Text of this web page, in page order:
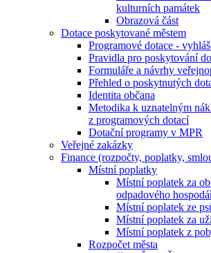
kulturních památek
Obrazová část
Dotace poskytované městem
Programové dotace -
Pravidla pro poskytování
Formuláře a návrhy
Přehled o poskytnutých
Identita občana
Metodika k uznatelným
z programových dotací
Dotační programy v MPR
Veřejné zakázky
Finance (rozpočty, poplatky,
Místní poplatky
Místní poplatek za
odpadového
Místní poplatek ze
Místní poplatek za
Místní poplatek z
Rozpočet města